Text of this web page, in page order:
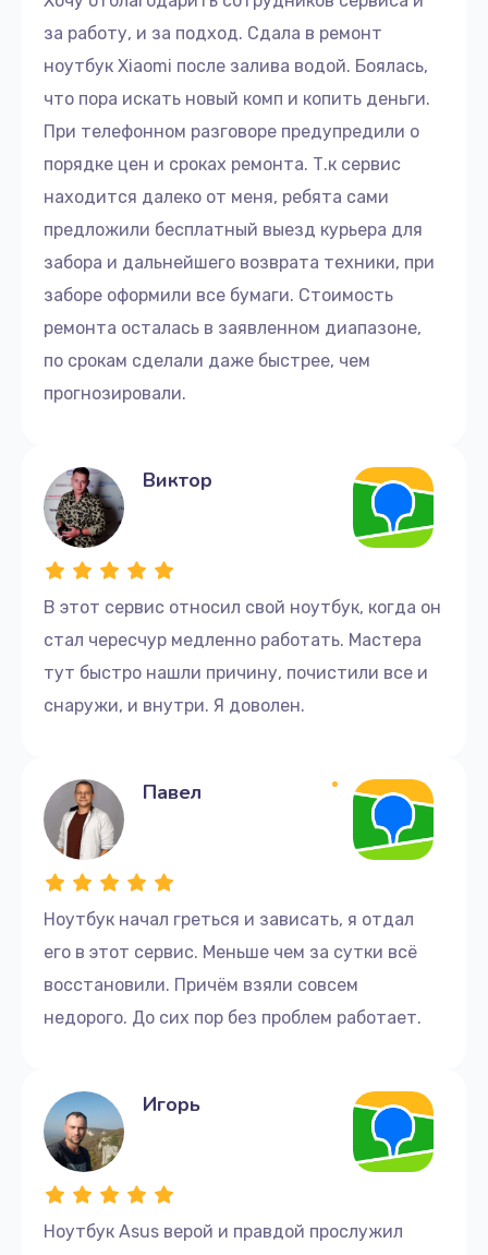
за работу, и за подход. Сдала в ремонт
ноутбук Xiaomi после залива водой. Боялась,
что пора искать новый комп и копить деньги.
При телефонном разговоре предупредили о
порядке цен и сроках ремонта. Т.к сервис
находится далеко от меня, ребята сами
предложили бесплатный выезд курьера для
забора и дальнейшего возврата техники, при
заборе оформили все бумаги. Стоимость
ремонта осталась в заявленном диапазоне,
по срокам сделали даже быстрее, чем
прогнозировали.
В этот сервис относил свой ноутбук, когда он
стал чересчур медленно работать. Мастера
тут быстро нашли причину, почистили все и
снаружи, и внутри. Я доволен.
Виктор
Ноутбук начал греться и зависать, я отдал
его в этот сервис. Меньше чем за сутки всё
восстановили. Причём взяли совсем
недорого. До сих пор без проблем работает.
Павел
Ноутбук Asus верой и правдой прослужил
Игорь